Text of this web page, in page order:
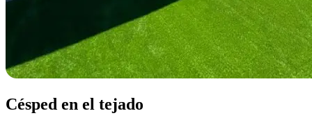
Césped en el tejado